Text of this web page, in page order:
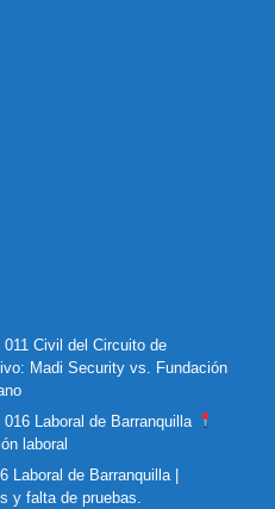
Civil del Circuito de
Madi Security vs. Fundación
Laboral de Barranquilla
laboral
Laboral de Barranquilla |
y falta de pruebas.